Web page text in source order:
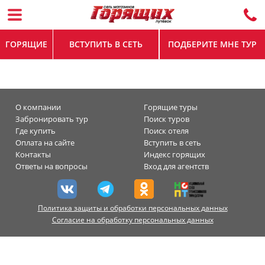
ГОРЯЩИЕ ВСТУПИТЬ В СЕТЬ ПОДБЕРИТЕ МНЕ ТУР
О компании
Горящие туры
Забронировать тур
Поиск туров
Где купить
Поиск отеля
Оплата на сайте
Вступить в сеть
Контакты
Индекс горящих
Ответы на вопросы
Вход для агентств
Политика защиты и обработки персональных данных
Согласие на обработку персональных данных